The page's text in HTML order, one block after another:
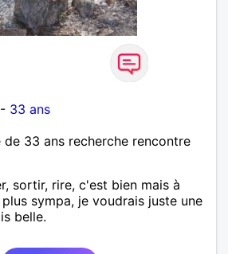
- 33 ans
de 33 ans recherche rencontre
sortir, rire, c'est bien mais à
sympa, je voudrais juste une
belle.